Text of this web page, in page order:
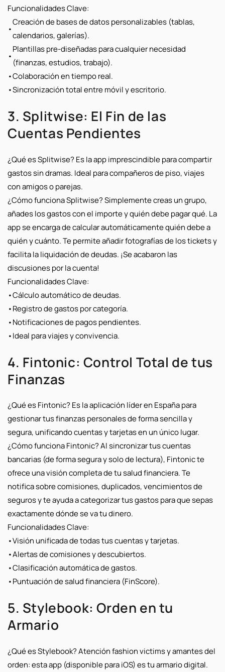
Funcionalidades Clave:
•
Creación de bases de datos personalizables (tablas,
calendarios, galerías).
•
Plantillas pre-diseñadas para cualquier necesidad
(finanzas, estudios, trabajo).
•Colaboración en tiempo real.
•Sincronización total entre móvil y escritorio.
3. Splitwise: El Fin de las
Cuentas Pendientes
¿Qué es Splitwise? Es la app imprescindible para compartir
gastos sin dramas. Ideal para compañeros de piso, viajes
con amigos o parejas.
¿Cómo funciona Splitwise?Simplemente creas un grupo,
añades los gastos con el importe y quién debe pagar qué. La
app se encarga de calcular automáticamente quién debe a
quién y cuánto. Te permite añadir fotografías de los tickets y
facilita la liquidación de deudas. ¡Se acabaron las
discusiones por la cuenta!
Funcionalidades Clave:
•Cálculo automático de deudas.
•Registro de gastos por categoría.
•Notificaciones de pagos pendientes.
•Ideal para viajes y convivencia.
4. Fintonic: Control Total de tus
Finanzas
¿Qué es Fintonic? Es la aplicación líder en España para
gestionar tus finanzas personales de forma sencilla y
segura, unificando cuentas y tarjetas en un único lugar.
¿Cómo funciona Fintonic?Al sincronizar tus cuentas
bancarias (de forma segura y solo de lectura), Fintonic te
ofrece una visión completa de tu salud financiera. Te
notifica sobre comisiones, duplicados, vencimientos de
seguros y te ayuda a categorizar tus gastos para que sepas
exactamente dónde se va tu dinero.
Funcionalidades Clave:
•Visión unificada de todas tus cuentas y tarjetas.
•Alertas de comisiones y descubiertos.
•Clasificación automática de gastos.
•Puntuación de salud financiera (FinScore).
5. Stylebook: Orden en tu
Armario
¿Qué es Stylebook?Atenciónfashion victimsy amantes del
orden: esta app (disponible para iOS) es tu armario digital.